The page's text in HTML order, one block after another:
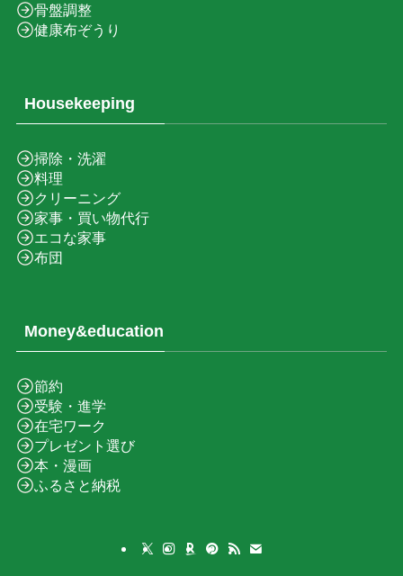
骨盤調整
健康布ぞうり
Housekeeping
掃除・洗濯
料理
クリーニング
家事・買い物代行
エコな家事
布団
Money&education
節約
受験・進学
在宅ワーク
プレゼント選び
本・漫画
ふるさと納税